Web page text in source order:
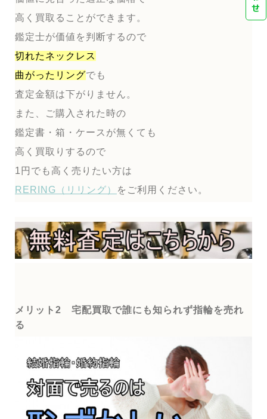
高く買取ることができます。
鑑定士が価値を判断するので
切れたネックレス
曲がったリングでも
査定金額は下がりません。
また、ご購入された時の
鑑定書・箱・ケースが無くても
高く買取りするので
1円でも高く売りたい方は
RERING（リリング）
をご利用ください。
メリット2 宅配買取で誰にも知られず指輪を売れ
る
せ